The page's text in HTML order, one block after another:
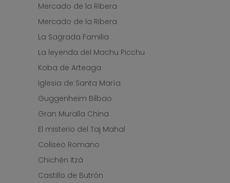
Mercado de la Ribera
Mercado de la Ribera
La Sagrada Familia
La leyenda del Machu Picchu
Koba de Arteaga
Iglesia de Santa María
Guggenheim Bilbao
Gran Muralla China
El misterio del Taj Mahal
Coliseo Romano
Chichén Itzá
Castillo de Butrón